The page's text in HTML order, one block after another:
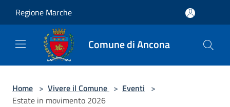
Regione Marche
Comune di Ancona
Home > Vivere il Comune > Eventi >
Estate in movimento 2026